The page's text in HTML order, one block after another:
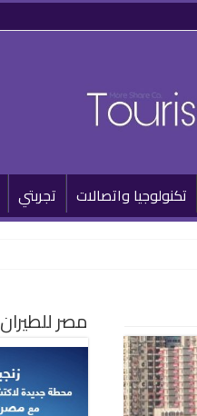
تكنولوجيا واتصالات تجربتي
مصر للطيران